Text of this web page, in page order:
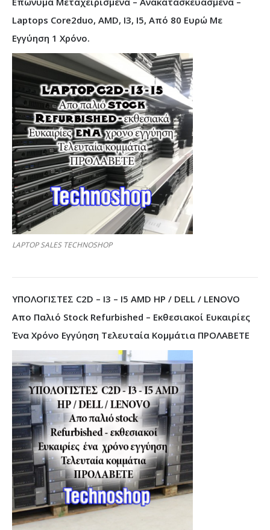
Laptops Core2duo, AMD, I3, I5, Από 80 Ευρώ Με
Εγγύηση 1 Χρόνο.
LAPTOP SALES TECHNOSHOP
ΥΠΟΛΟΓΙΣΤΕΣ C2D – I3 – I5 AMD HP / DELL / LENOVO
Απο Παλιό Stock Refurbished – Εκθεσιακοί Ευκαιρίες
Ένα Χρόνο Εγγύηση Τελευταία Κομμάτια ΠΡΟΛΑΒΕΤΕ